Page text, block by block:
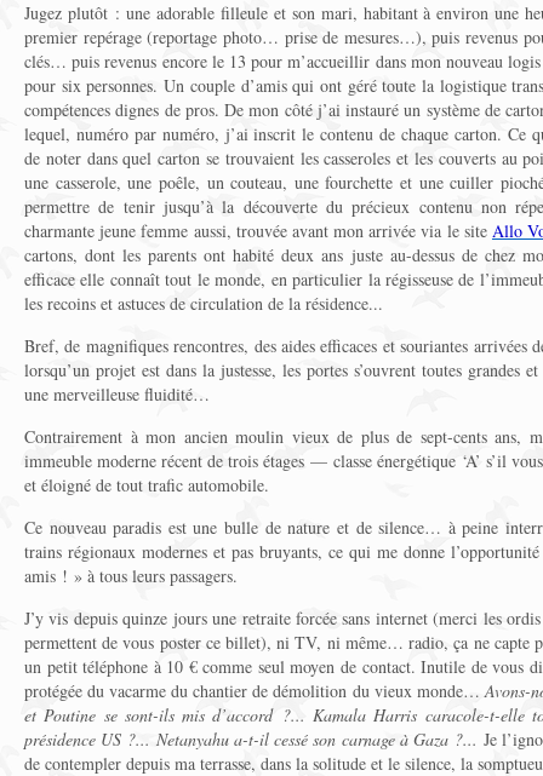
Jugez plutôt : une adorable filleule et son mari, habitant à environ une
premier repérage (reportage photo… prise de mesures…), puis revenus
clés… puis revenus encore le 13 pour m’accueillir dans mon nouveau
pour six personnes. Un couple d’amis qui ont géré toute la logistique
compétences dignes de pros. De mon côté j’ai instauré un système de
lequel, numéro par numéro, j’ai inscrit le contenu de chaque carton. Ce
de noter dans quel carton se trouvaient les casseroles et les couverts au
une casserole, une poêle, un couteau, une fourchette et une cuiller
permettre de tenir jusqu’à la découverte du précieux contenu non
charmante jeune femme aussi, trouvée avant mon arrivée via le site Allo
cartons, dont les parents ont habité deux ans juste au-dessus de chez
efficace elle connaît tout le monde, en particulier la régisseuse de
les recoins et astuces de circulation de la résidence...
Bref, de magnifiques rencontres, des aides efficaces et souriantes arrivées
lorsqu’un projet est dans la justesse, les portes s’ouvrent toutes grandes
une merveilleuse fluidité…
Contrairement à mon ancien moulin vieux de plus de sept-cents ans,
immeuble moderne récent de trois étages — classe énergétique ‘A’ s’il
et éloigné de tout trafic automobile.
Ce nouveau paradis est une bulle de nature et de silence… à peine
trains régionaux modernes et pas bruyants, ce qui me donne
amis ! » à tous leurs passagers.
J’y vis depuis quinze jours une retraite forcée sans internet (merci les
permettent de vous poster ce billet), ni TV, ni même… radio, ça ne capte
un petit téléphone à 10 € comme seul moyen de contact. Inutile de vous
protégée du vacarme du chantier de démolition du vieux monde…Avons-
et Poutine se sont-ils mis d’accord ?... Kamala Harris caracole-t-elle
présidence US ?... Netanyahu a-t-il cessé son carnage à Gaza ?... Je
de contempler depuis ma terrasse, dans la solitude et le silence, la